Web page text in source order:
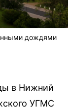
дождями
в Нижний
УГМС